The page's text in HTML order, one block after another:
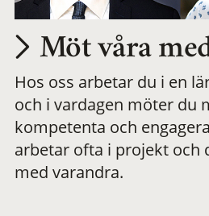
Möt våra
Hos oss arbetar du i en
och i vardagen möter du
kompetenta och
arbetar ofta i projekt och
med varandra.